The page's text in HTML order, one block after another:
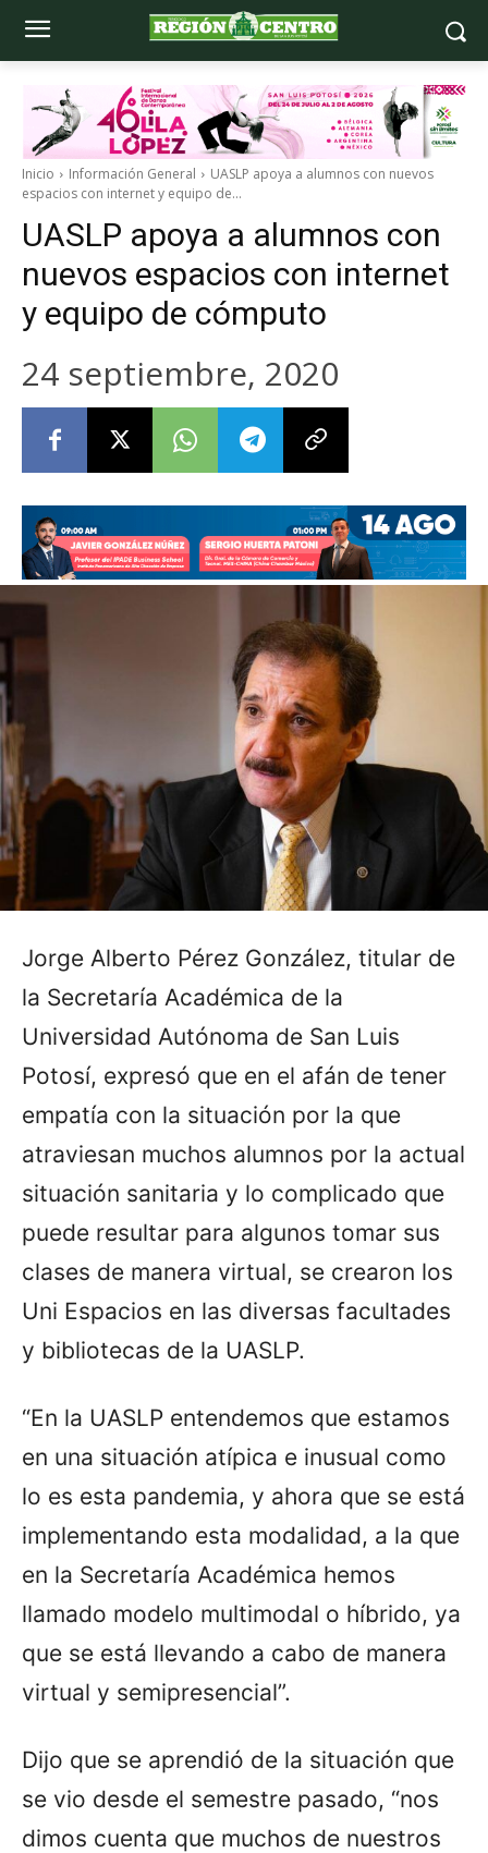
Inicio Información General
UASLP apoya a alumnos con nuevos
espacios con internet y equipo de...
UASLP apoya a alumnos con
nuevos espacios con internet
y equipo de cómputo
24 septiembre, 2020
Jorge Alberto Pérez González, titular de
la Secretaría Académica de la
Universidad Autónoma de San Luis
Potosí, expresó que en el afán de tener
empatía con la situación por la que
atraviesan muchos alumnos por la actual
situación sanitaria y lo complicado que
puede resultar para algunos tomar sus
clases de manera virtual, se crearon los
Uni Espacios en las diversas facultades
y bibliotecas de la UASLP.
“En la UASLP entendemos que estamos
en una situación atípica e inusual como
lo es esta pandemia, y ahora que se está
implementando esta modalidad, a la que
en la Secretaría Académica hemos
llamado modelo multimodal o híbrido, ya
que se está llevando a cabo de manera
virtual y semipresencial”.
Dijo que se aprendió de la situación que
se vio desde el semestre pasado, “nos
dimos cuenta que muchos de nuestros